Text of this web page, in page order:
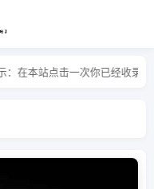
本站点击一次你已经收录的